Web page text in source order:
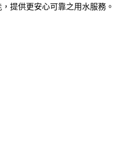
提供更安心可靠之用水服務。